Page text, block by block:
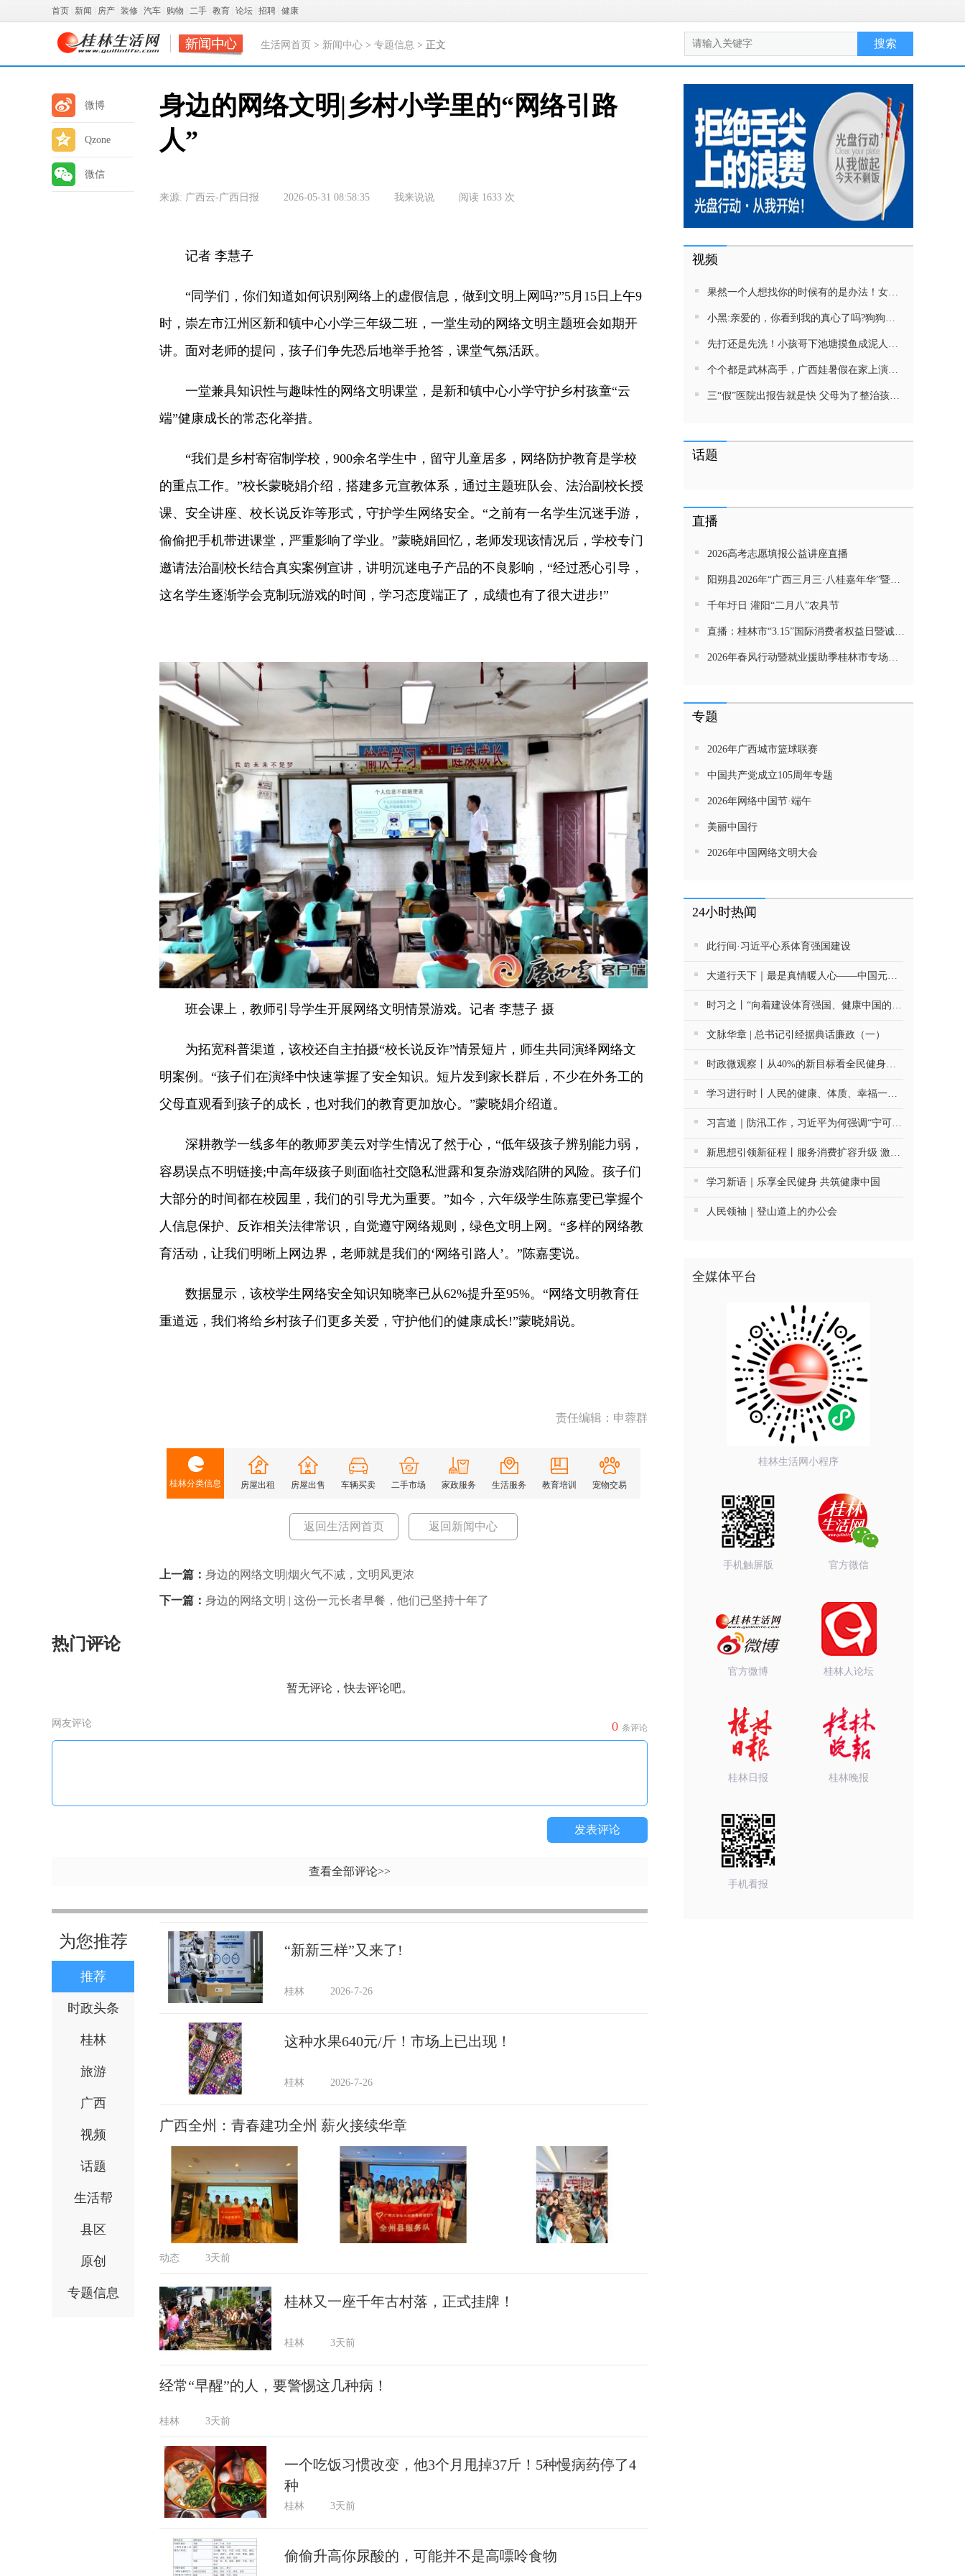
首页 新闻 房产 装修 汽车 购物 二手 教育 论坛 招聘 健康
生活网首页 > 新闻中心 > 专题信息 > 正文
微博
Qzone
微信
身边的网络文明|乡村小学里的“网络引路
人”
来源: 广西云-广西日报 2026-05-31 08:58:35 我来说说 阅读 1633 次
记者 李慧子
“同学们，你们知道如何识别网络上的虚假信息，做到文明上网吗?”5月15日上午9
时，崇左市江州区新和镇中心小学三年级二班，一堂生动的网络文明主题班会如期开
讲。面对老师的提问，孩子们争先恐后地举手抢答，课堂气氛活跃。
一堂兼具知识性与趣味性的网络文明课堂，是新和镇中心小学守护乡村孩童“云
端”健康成长的常态化举措。
“我们是乡村寄宿制学校，900余名学生中，留守儿童居多，网络防护教育是学校
的重点工作。”校长蒙晓娟介绍，搭建多元宣教体系，通过主题班队会、法治副校长授
课、安全讲座、校长说反诈等形式，守护学生网络安全。“之前有一名学生沉迷手游，
偷偷把手机带进课堂，严重影响了学业。”蒙晓娟回忆，老师发现该情况后，学校专门
邀请法治副校长结合真实案例宣讲，讲明沉迷电子产品的不良影响，“经过悉心引导，
这名学生逐渐学会克制玩游戏的时间，学习态度端正了，成绩也有了很大进步!”
班会课上，教师引导学生开展网络文明情景游戏。记者 李慧子 摄
为拓宽科普渠道，该校还自主拍摄“校长说反诈”情景短片，师生共同演绎网络文
明案例。“孩子们在演绎中快速掌握了安全知识。短片发到家长群后，不少在外务工的
父母直观看到孩子的成长，也对我们的教育更加放心。”蒙晓娟介绍道。
深耕教学一线多年的教师罗美云对学生情况了然于心，“低年级孩子辨别能力弱，
容易误点不明链接;中高年级孩子则面临社交隐私泄露和复杂游戏陷阱的风险。孩子们
大部分的时间都在校园里，我们的引导尤为重要。”如今，六年级学生陈嘉雯已掌握个
人信息保护、反诈相关法律常识，自觉遵守网络规则，绿色文明上网。“多样的网络教
育活动，让我们明晰上网边界，老师就是我们的‘网络引路人’。”陈嘉雯说。
数据显示，该校学生网络安全知识知晓率已从62%提升至95%。“网络文明教育任
重道远，我们将给乡村孩子们更多关爱，守护他们的健康成长!”蒙晓娟说。
责任编辑：申蓉群
桂林分类信息 房屋出租 房屋出售 车辆买卖 二手市场 家政服务 生活服务 教育培训 宠物交易
返回生活网首页 返回新闻中心
上一篇： 身边的网络文明|烟火气不减，文明风更浓
下一篇： 身边的网络文明 | 这份一元长者早餐，他们已坚持十年了
热门评论
暂无评论，快去评论吧。
网友评论 0 条评论
发表评论
查看全部评论>>
为您推荐
推荐
时政头条
桂林
旅游
广西
视频
话题
生活帮
县区
原创
专题信息
“新新三样”又来了!
桂林 2026-7-26
这种水果640元/斤！市场上已出现！
桂林 2026-7-26
广西全州：青春建功全州 薪火接续华章
动态 3天前
桂林又一座千年古村落，正式挂牌！
桂林 3天前
经常“早醒”的人，要警惕这几种病！
桂林 3天前
一个吃饭习惯改变，他3个月甩掉37斤！5种慢病药停了4
种
桂林 3天前
偷偷升高你尿酸的，可能并不是高嘌呤食物
视频
果然一个人想找你的时候有的是办法！女生吵架将男友拉黑，结果男友给家里狗打电话了！汪：吵死了，一会就去把号码注销
小黑:亲爱的，你看到我的真心了吗?狗狗雨中等好朋狗不愿离去，网友:确实搞笑，黄黄都有男朋友，你却没有
先打还是先洗！小孩哥下池塘摸鱼成泥人！网友：这才是童年该有的样子，好怀念
个个都是武林高手，广西娃暑假在家上演武侠片，80后90后:以前我们也这样玩
三“假”医院出报告就是快 父母为了整治孩子少吃零食想尽了办法 网友：“又有”笑死我了
话题
直播
2026高考志愿填报公益讲座直播
阳朔县2026年“广西三月三·八桂嘉年华”暨金龙巡游活动直播
千年圩日 灌阳“二月八”农具节
直播：桂林市“3.15”国际消费者权益日暨诚信教育主题活动网民面对面活动
2026年春风行动暨就业援助季桂林市专场招聘活动直播带岗
专题
2026年广西城市篮球联赛
中国共产党成立105周年专题
2026年网络中国节·端午
美丽中国行
2026年中国网络文明大会
24小时热闻
此行间·习近平心系体育强国建设
大道行天下｜最是真情暖人心——中国元首外交的世界情怀与大国气派
时习之丨“向着建设体育强国、健康中国的目标不断迈进”
文脉华章 | 总书记引经据典话廉政（一）
时政微观察丨从40%的新目标看全民健身事业高质量发展
学习进行时丨人民的健康、体质、幸福一脉相承
习言道｜防汛工作，习近平为何强调“宁可十防九空”？
新思想引领新征程丨服务消费扩容升级 激发内需新活力
学习新语｜乐享全民健身 共筑健康中国
人民领袖｜登山道上的办公会
全媒体平台
桂林生活网小程序
手机触屏版 官方微信
官方微博 桂林人论坛
桂林日报 桂林晚报
手机看报